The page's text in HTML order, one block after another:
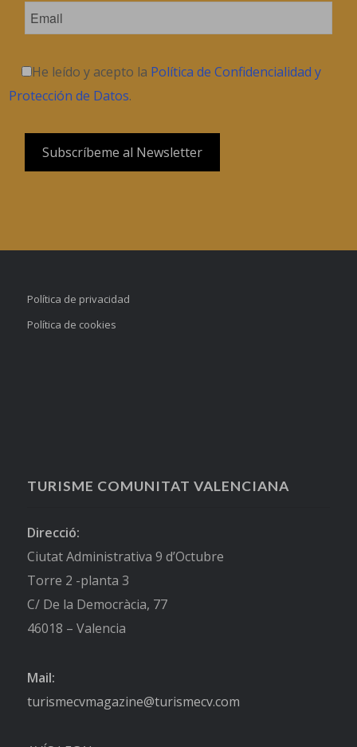
He leído y acepto la Política de Confidencialidad y
Protección de Datos.
Política de privacidad
Política de cookies
TURISME COMUNITAT VALENCIANA
Direcció:
Ciutat Administrativa 9 d’Octubre
Torre 2 -planta 3
C/ De la Democràcia, 77
46018 – Valencia
Mail:
turismecvmagazine@turismecv.com